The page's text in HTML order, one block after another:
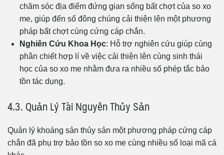
chăm sóc địa điểm đứng gian sống bất chợt của so xo
me, giúp đến số đông chúng cải thiện lên một phương
pháp bất chợt cùng cứng cáp chắn.
Nghiên Cứu Khoa Học: Hỗ trợ nghiên cứu giúp cùng
phân chiết hợp lí về việc cải thiện lên cùng sinh thái
học của so xo me nhằm đưa ra nhiều số phép tắc bảo
tồn tác dụng.
4.3. Quản Lý Tài Nguyên Thủy Sản
Quản lý khoáng sản thủy sản một phương pháp cứng cáp
chắn đã phụ trợ bảo tồn so xo me cùng nhiều số loại mã cá